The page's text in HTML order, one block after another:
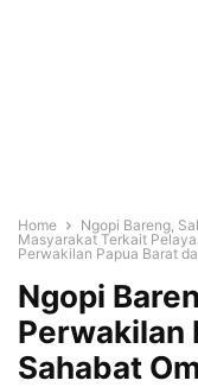
Home
Ngopi Bareng,
Masyarakat Terkait
Perwakilan Papua Barat
Ngopi
Perwakilan
Sahabat